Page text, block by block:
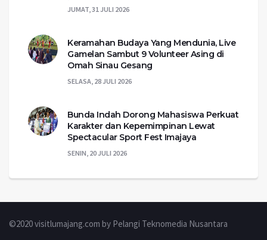
JUMAT, 31 JULI 2026
Keramahan Budaya Yang Mendunia, Live
Gamelan Sambut 9 Volunteer Asing di
Omah Sinau Gesang
SELASA, 28 JULI 2026
Bunda Indah Dorong Mahasiswa Perkuat
Karakter dan Kepemimpinan Lewat
Spectacular Sport Fest Imajaya
SENIN, 20 JULI 2026
©2020 visitlumajang.com by Pelangi Teknomedia Nusantara